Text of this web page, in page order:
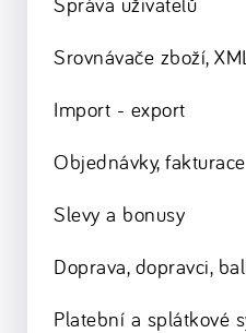
Srovnávače zboží,
Import - export
Objednávky, fakturace
Slevy a bonusy
Doprava, dopravci,
Platební a splátkové